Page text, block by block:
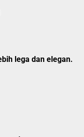
lega dan elegan.